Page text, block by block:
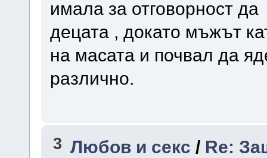
имала за отговорност
децата , докато мъжът
на масата и почвал да
различно.
3 Любов и секс / Re: